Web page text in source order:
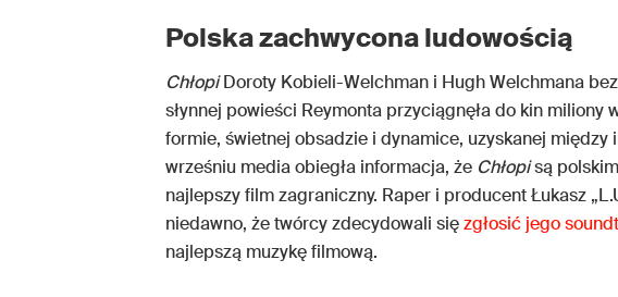
Polska zachwycona ludowością
ChłopiDoroty Kobieli-Welchman i Hugh Welchmana
słynnej powieści Reymonta przyciągnęła do kin
formie, świetnej obsadzie i dynamice, uzyskanej
wrześniu media obiegła informacja, że Chłopisą
najlepszy film zagraniczny. Raper i producent Łukasz
niedawno, że twórcy zdecydowali sięzgłosić jego
najlepszą muzykę filmową.